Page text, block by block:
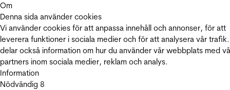
Om
Denna sida använder cookies
Vi använder cookies för att anpassa innehåll och annonser, för att
leverera funktioner i sociala medier och för att analysera vår
delar också information om hur du använder vår webbplats med
partners inom sociala medier, reklam och analys.
Information
Nödvändig 8